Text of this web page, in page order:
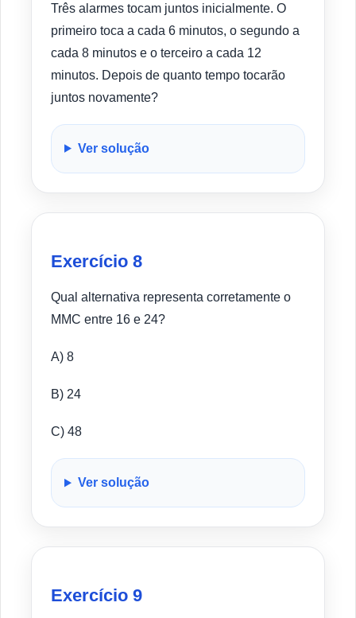
Três alarmes tocam juntos inicialmente. O
primeiro toca a cada 6 minutos, o segundo a
cada 8 minutos e o terceiro a cada 12
minutos. Depois de quanto tempo tocarão
juntos novamente?
Ver solução
Exercício 8
Qual alternativa representa corretamente o
MMC entre 16 e 24?
A) 8
B) 24
C) 48
Ver solução
Exercício 9